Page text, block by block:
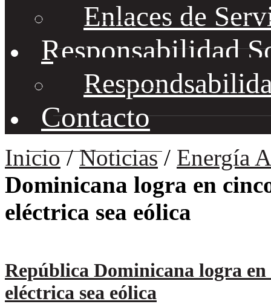
Enlaces de
Responsabilidad
Contacto
Inicio/Noticias/ Energía
Dominicana logra en
eléctrica sea eólica
República Dominicana logra en
eléctrica sea eólica